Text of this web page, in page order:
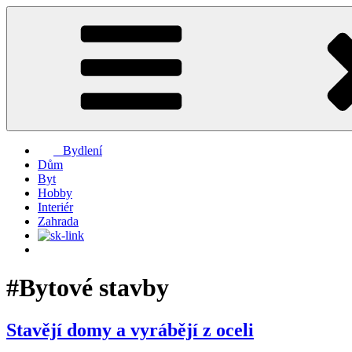
Přejít
Bydlení
Dům
Byt
Hobby
Interiér
Zahrada
#Bytové stavby
Stavějí domy a vyrábějí z oceli